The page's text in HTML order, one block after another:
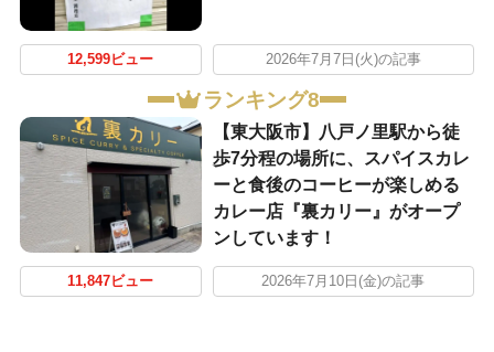
12,599ビュー 2026年7月7日(火)の記事
ランキング8
【東大阪市】八戸ノ里駅から徒
歩7分程の場所に、スパイスカレ
ーと食後のコーヒーが楽しめる
カレー店『裏カリー』がオープ
ンしています！
11,847ビュー 2026年7月10日(金)の記事